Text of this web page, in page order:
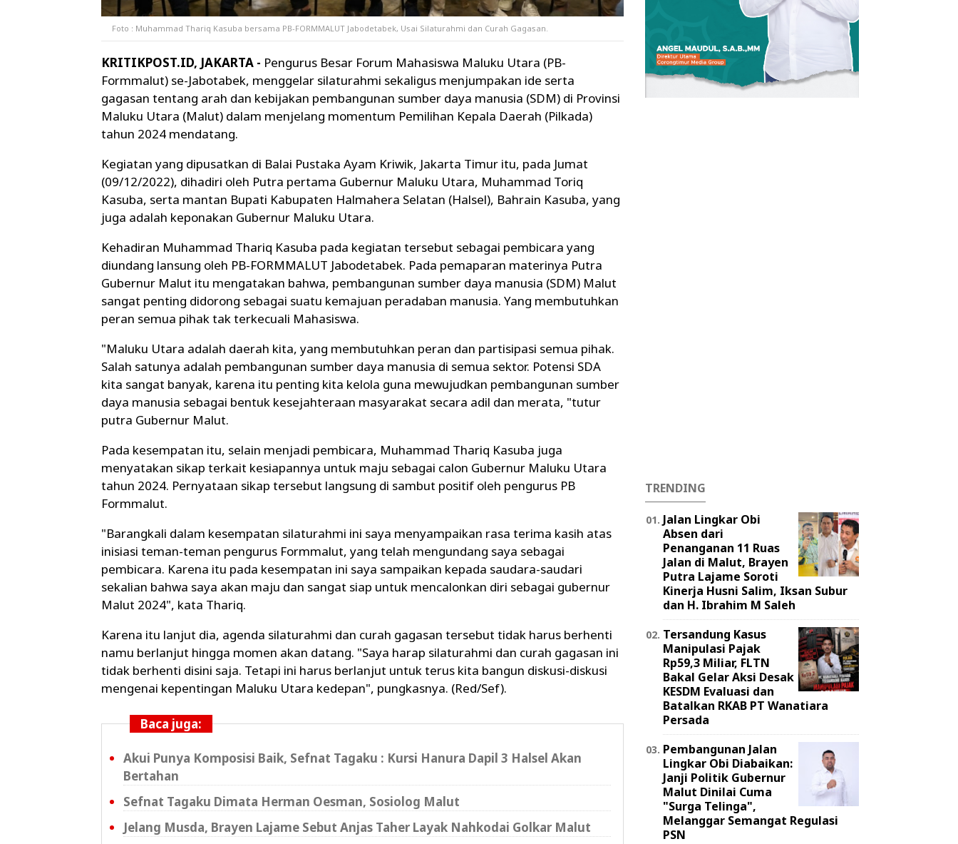
Foto : Muhammad Thariq Kasuba bersama PB-FORMMALUT Jabodetabek, Usai Silaturahmi dan Curah Gagasan.
KRITIKPOST.ID, JAKARTA - Pengurus Besar Forum Mahasiswa Maluku Utara (PB-
Formmalut) se-Jabotabek, menggelar silaturahmi sekaligus menjumpakan ide serta
gagasan tentang arah dan kebijakan pembangunan sumber daya manusia (SDM) di Provinsi
Maluku Utara (Malut) dalam menjelang momentum Pemilihan Kepala Daerah (Pilkada)
tahun 2024 mendatang.
Kegiatan yang dipusatkan di Balai Pustaka Ayam Kriwik, Jakarta Timur itu, pada Jumat
(09/12/2022), dihadiri oleh Putra pertama Gubernur Maluku Utara, Muhammad Toriq
Kasuba, serta mantan Bupati Kabupaten Halmahera Selatan (Halsel), Bahrain Kasuba, yang
juga adalah keponakan Gubernur Maluku Utara.
Kehadiran Muhammad Thariq Kasuba pada kegiatan tersebut sebagai pembicara yang
diundang lansung oleh PB-FORMMALUT Jabodetabek. Pada pemaparan materinya Putra
Gubernur Malut itu mengatakan bahwa, pembangunan sumber daya manusia (SDM) Malut
sangat penting didorong sebagai suatu kemajuan peradaban manusia. Yang membutuhkan
peran semua pihak tak terkecuali Mahasiswa.
"Maluku Utara adalah daerah kita, yang membutuhkan peran dan partisipasi semua pihak.
Salah satunya adalah pembangunan sumber daya manusia di semua sektor. Potensi SDA
kita sangat banyak, karena itu penting kita kelola guna mewujudkan pembangunan sumber
daya manusia sebagai bentuk kesejahteraan masyarakat secara adil dan merata, "tutur
putra Gubernur Malut.
Pada kesempatan itu, selain menjadi pembicara, Muhammad Thariq Kasuba juga
menyatakan sikap terkait kesiapannya untuk maju sebagai calon Gubernur Maluku Utara
tahun 2024. Pernyataan sikap tersebut langsung di sambut positif oleh pengurus PB
Formmalut.
"Barangkali dalam kesempatan silaturahmi ini saya menyampaikan rasa terima kasih atas
inisiasi teman-teman pengurus Formmalut, yang telah mengundang saya sebagai
pembicara. Karena itu pada kesempatan ini saya sampaikan kepada saudara-saudari
sekalian bahwa saya akan maju dan sangat siap untuk mencalonkan diri sebagai gubernur
Malut 2024", kata Thariq.
Karena itu lanjut dia, agenda silaturahmi dan curah gagasan tersebut tidak harus berhenti
namu berlanjut hingga momen akan datang. "Saya harap silaturahmi dan curah gagasan ini
tidak berhenti disini saja. Tetapi ini harus berlanjut untuk terus kita bangun diskusi-diskusi
mengenai kepentingan Maluku Utara kedepan", pungkasnya. (Red/Sef).
Baca juga:
Akui Punya Komposisi Baik, Sefnat Tagaku : Kursi Hanura Dapil 3 Halsel Akan
Bertahan
Sefnat Tagaku Dimata Herman Oesman, Sosiolog Malut
Jelang Musda, Brayen Lajame Sebut Anjas Taher Layak Nahkodai Golkar Malut
TRENDING
Jalan Lingkar Obi
Absen dari
Penanganan 11 Ruas
Jalan di Malut, Brayen
Putra Lajame Soroti
Kinerja Husni Salim, Iksan Subur
dan H. Ibrahim M Saleh
Tersandung Kasus
Manipulasi Pajak
Rp59,3 Miliar, FLTN
Bakal Gelar Aksi Desak
KESDM Evaluasi dan
Batalkan RKAB PT Wanatiara
Persada ‎
Pembangunan Jalan
Lingkar Obi Diabaikan:
Janji Politik Gubernur
Malut Dinilai Cuma
"Surga Telinga",
Melanggar Semangat Regulasi
PSN ‎